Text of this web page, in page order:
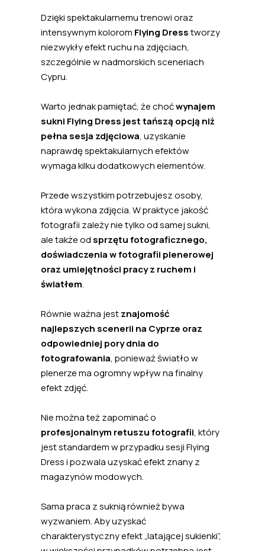
Dzięki spektakularnemu trenowi oraz
intensywnym kolorom Flying Dresstworzy
niezwykły efekt ruchu na zdjęciach,
szczególnie w nadmorskich sceneriach
Cypru.
Warto jednak pamiętać, że choćwynajem
sukni Flying Dress jest tańszą opcją niż
pełna sesja zdjęciowa, uzyskanie
naprawdę spektakularnych efektów
wymaga kilku dodatkowych elementów.
Przede wszystkim potrzebujesz osoby,
która wykona zdjęcia. W praktyce jakość
fotografii zależy nie tylko od samej sukni,
ale także od sprzętu fotograficznego,
doświadczenia w fotografii plenerowej
oraz umiejętności pracy z ruchem i
światłem.
Równie ważna jestznajomość
najlepszych scenerii na Cyprze oraz
odpowiedniej pory dnia do
fotografowania, ponieważ światło w
plenerze ma ogromny wpływ na finalny
efekt zdjęć.
Nie można też zapominać o
profesjonalnym retuszu fotografii, który
jest standardem w przypadku sesji Flying
Dress i pozwala uzyskać efekt znany z
magazynów modowych.
Sama praca z suknią również bywa
wyzwaniem. Aby uzyskać
charakterystyczny efekt „latającej sukienki”,